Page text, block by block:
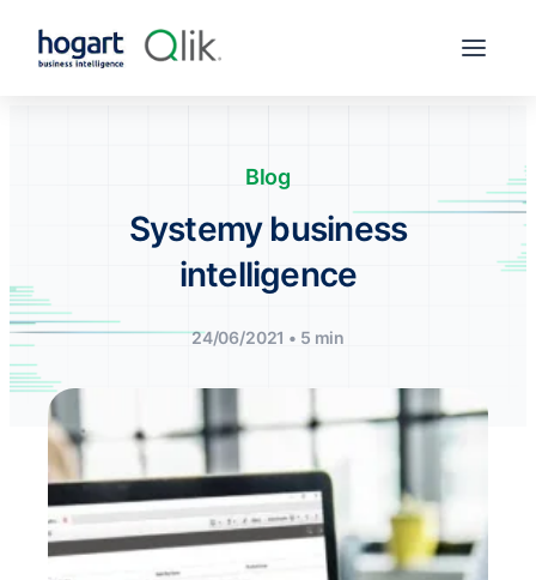
Blog
Systemy business
intelligence
24/06/2021 • 5 min